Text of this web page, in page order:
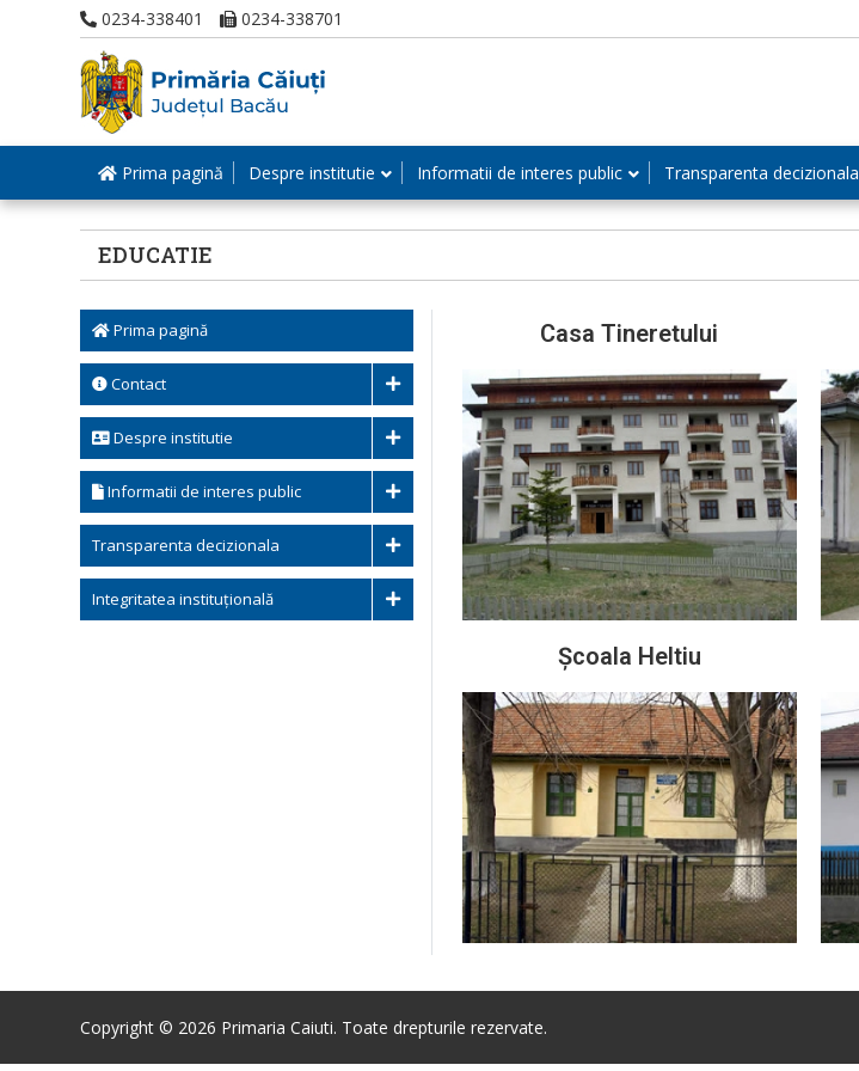
0234-338401 0234-338701
Prima pagină Despre institutie Informatii de interes public Transparenta decizionala
EDUCATIE
Prima pagină
Contact
Despre institutie
Informatii de interes public
Transparenta decizionala
Integritatea instituțională
Casa Tineretului
Școala Heltiu
Copyright © 2026 Primaria Caiuti. Toate drepturile rezervate.